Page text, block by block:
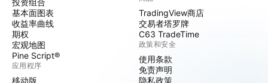
投资组合
基本面图表
收益率曲线
期权
宏观地图
Pine Script®
应用程序
移动版
TradingView商店
交易者塔罗牌
C63 TradeTime
政策和安全
使用条款
免责声明
隐私政策